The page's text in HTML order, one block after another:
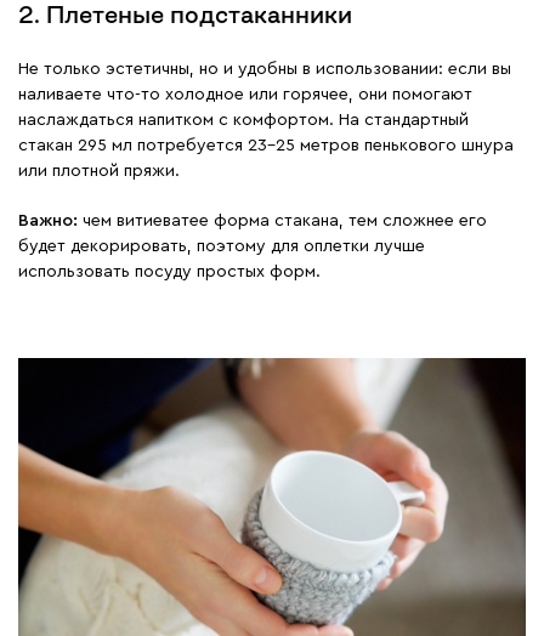
2. Плетеные подстаканники
Не только эстетичны, но и удобны в использовании: если вы
наливаете что-то холодное или горячее, они помогают
наслаждаться напитком с комфортом. На стандартный
стакан 295 мл потребуется 23-25 метров пенькового шнура
или плотной пряжи.
Важно: чем витиеватее форма стакана, тем сложнее его
будет декорировать, поэтому для оплетки лучше
использовать посуду простых форм.